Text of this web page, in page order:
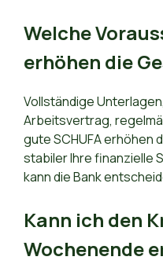
Welche
erhöhen die
Vollständige
Arbeitsvertrag,
gute SCHUFA erhöhen
stabiler Ihre finanzielle
kann die Bank
Kann ich den
Wochenende